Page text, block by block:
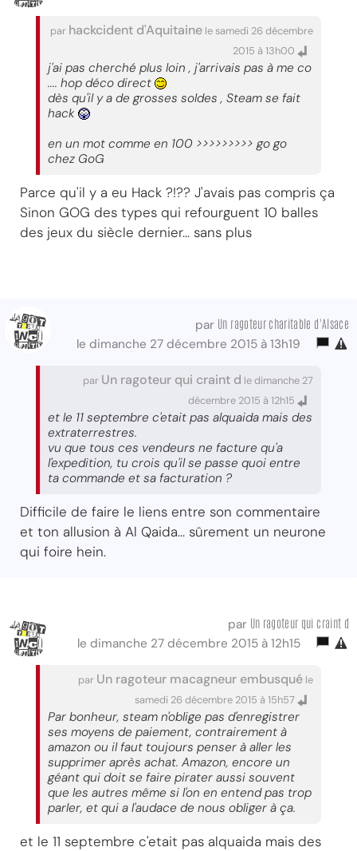
par hackcident d'Aquitaine le samedi 26 décembre
2015 à 13h00
j'ai pas cherché plus loin , j'arrivais pas à me co
.... hop déco direct
dès qu'il y a de grosses soldes , Steam se fait
hack
en un mot comme en 100 >>>>>>>>> go go
chez GoG
Parce qu'il y a eu Hack ?!?? J'avais pas compris ça
Sinon GOG des types qui refourguent 10 balles
des jeux du siècle dernier... sans plus
par Un ragoteur charitable d'Alsace
le dimanche 27 décembre 2015 à 13h19
par Un ragoteur qui craint d le dimanche 27
décembre 2015 à 12h15
et le 11 septembre c'etait pas alquaida mais des
extraterrestres.
vu que tous ces vendeurs ne facture qu'a
l'expedition, tu crois qu'il se passe quoi entre
ta commande et sa facturation ?
Difficile de faire le liens entre son commentaire
et ton allusion à Al Qaida... sûrement un neurone
qui foire hein.
par Un ragoteur qui craint d
le dimanche 27 décembre 2015 à 12h15
par Un ragoteur macagneur embusqué le
samedi 26 décembre 2015 à 15h57
Par bonheur, steam n'oblige pas d'enregistrer
ses moyens de paiement, contrairement à
amazon ou il faut toujours penser à aller les
supprimer après achat. Amazon, encore un
géant qui doit se faire pirater aussi souvent
que les autres même si l'on en entend pas trop
parler, et qui a l'audace de nous obliger à ça.
et le 11 septembre c'etait pas alquaida mais des